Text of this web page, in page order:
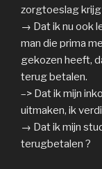
zorgtoeslag krijg
→ Dat ik nu ook
man die prima
gekozen heeft,
terug betalen.
–> Dat ik mijn
uitmaken, ik
→ Dat ik mijn
terugbetalen ?